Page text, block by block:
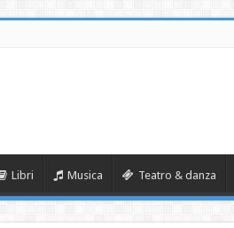
Libri Musica Teatro & danza